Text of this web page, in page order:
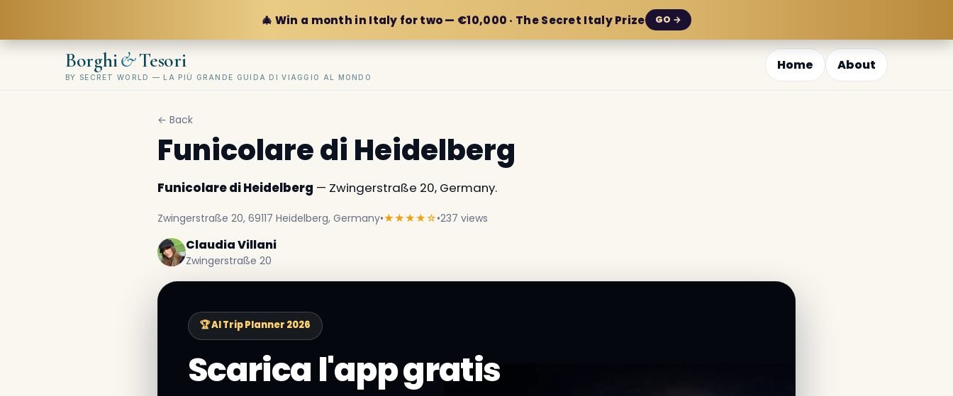
🎄 Win a month in Italy for two — €10,000 · The Secret Italy Prize GO →
Borghi&Tesori
BY SECRET WORLD — LA PIÙ GRANDE GUIDA DI VIAGGIO AL MONDO
Home About
← Back
Funicolare di Heidelberg
Funicolare di Heidelberg — Zwingerstraße 20, Germany.
Zwingerstraße 20, 69117 Heidelberg, Germany•★★★★☆•237 views
Claudia Villani
Zwingerstraße 20
🏆 AI Trip Planner 2026
Scarica l'app gratis